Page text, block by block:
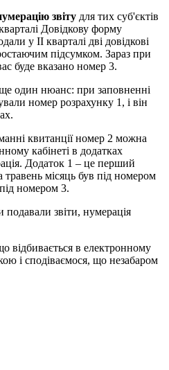
звіту для тих суб'єктів
Довідкову форму
у ІІ кварталі дві довідкові
підсумком. Зараз при
буде вказано номер 3.
один нюанс: при заповненні
номер розрахунку 1, і він
квитанції номер 2 можна
кабінеті в додатках
Додаток 1 – це перший
травень місяць був під номером
номером 3.
подавали звіти, нумерація
відбивається в електронному
і сподіваємося, що незабаром